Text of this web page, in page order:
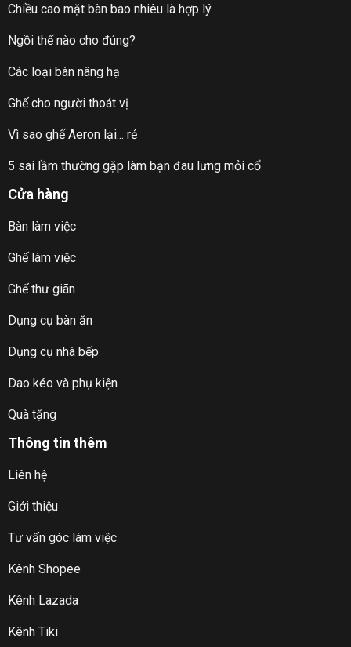
Chiều cao mặt bàn bao nhiêu là hợp lý
Ngồi thế nào cho đúng?
Các loại bàn nâng hạ
Ghế cho người thoát vị
Vì sao ghế Aeron lại... rẻ
5 sai lầm thường gặp làm bạn đau lưng mỏi cổ
Cửa hàng
Bàn làm việc
Ghế làm việc
Ghế thư giãn
Dụng cụ bàn ăn
Dụng cụ nhà bếp
Dao kéo và phụ kiện
Quà tặng
Thông tin thêm
Liên hệ
Giới thiệu
Tư vấn góc làm việc
Kênh Shopee
Kênh Lazada
Kênh Tiki